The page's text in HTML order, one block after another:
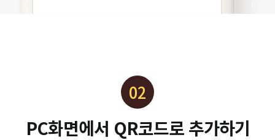
02
PC화면에서 QR코드로 추가하기